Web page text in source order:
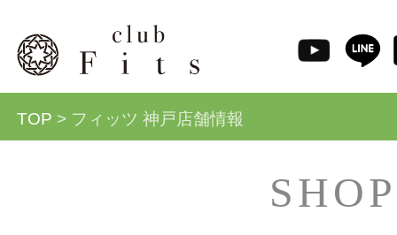
TOP > フィッツ 神戸店舗情報
SHOP